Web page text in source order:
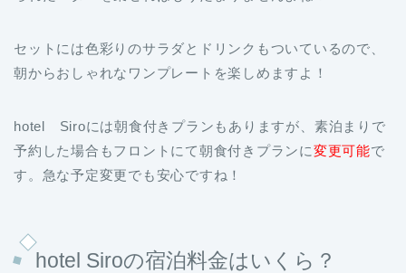
セットには色彩りのサラダとドリンクもついているので、
朝からおしゃれなワンプレートを楽しめますよ！
hotel Siroには朝食付きプランもありますが、素泊まりで
予約した場合もフロントにて朝食付きプランに変更可能で
す。急な予定変更でも安心ですね！
hotel Siroの宿泊料金はいくら？